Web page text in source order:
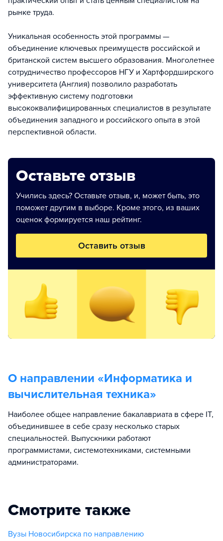
рынке труда.
Уникальная особенность этой программы —
объединение ключевых преимуществ российской и
британской систем высшего образования. Многолетнее
сотрудничество профессоров НГУ и Хартфордширского
университета (Англия) позволило разработать
эффективную систему подготовки
высококвалифицированных специалистов в результате
объединения западного и российского опыта в этой
перспективной области.
Оставьте отзыв
Учились здесь? Оставьте отзыв, и, может быть, это
поможет другим в выборе. Кроме этого, из ваших
оценок формируется наш рейтинг.
Оставить отзыв
О направлении «Информатика и
вычислительная техника»
Наиболее общее направление бакалавриата в сфере IT,
объединившее в себе сразу несколько старых
специальностей. Выпускники работают
программистами, системотехниками, системными
администраторами.
Смотрите также
Вузы Новосибирска по направлению